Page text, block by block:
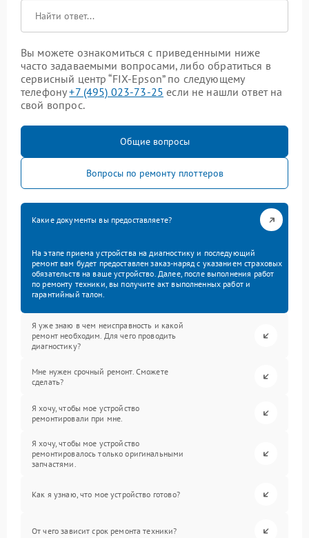
Вы можете ознакомиться с приведенными ниже
часто задаваемыми вопросами, либо обратиться в
сервисный центр “FIX-Epson” по следующему
телефону+7 (495) 023-73-25 если не нашли ответ на
свой вопрос.
Общие вопросы
Вопросы по ремонту плоттеров
Какие документы вы предоставляете?
На этапе приема устройства на диагностику и последующий
ремонт вам будет предоставлен заказ-наряд с указанием страховых
обязательств на ваше устройство. Далее, после выполнения работ
по ремонту техники, вы получите акт выполненных работ и
гарантийный талон.
Я уже знаю в чем неисправность и какой
ремонт необходим. Для чего проводить
диагностику?
Мне нужен срочный ремонт. Сможете
сделать?
Я хочу, чтобы мое устройство
ремонтировали при мне.
Я хочу, чтобы мое устройство
ремонтировалось только оригинальными
запчастями.
Как я узнаю, что мое устройство готово?
От чего зависит срок ремонта техники?